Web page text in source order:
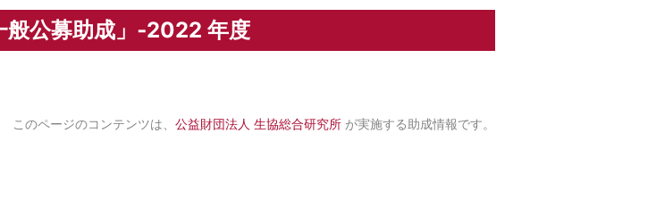
般公募助成」‐2022 年度
このページのコンテンツは、 公益財団法人 生協総合研究所が実施する助成情報です。